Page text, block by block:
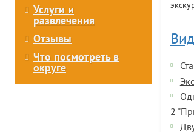
Услуги и
развлечения
Отзывы
Что посмотреть в
округе
2